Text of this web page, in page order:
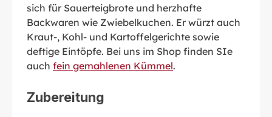
sich für Sauerteigbrote und herzhafte
Backwaren wie Zwiebelkuchen. Er würzt auch
Kraut-, Kohl- und Kartoffelgerichte sowie
deftige Eintöpfe. Bei uns im Shop finden SIe
auch fein gemahlenen Kümmel.
Zubereitung